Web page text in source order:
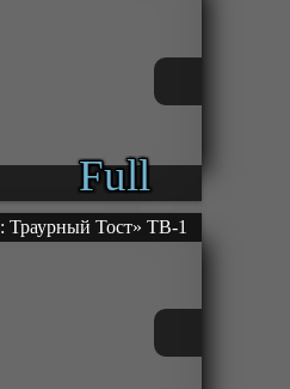
Full
Траурный Тост» ТВ-1